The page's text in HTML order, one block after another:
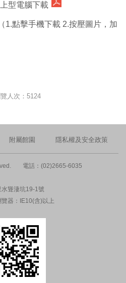
型電腦下載
1.點擊手機下載 2.按壓圖片，加
人次：5124
附屬館園 隱私權及安全政策
電話：(02)2665-6035
聳淒坑19-1號
覽器：IE10(含)以上